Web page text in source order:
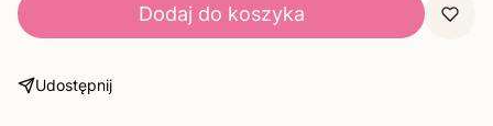
Dodaj do koszyka
Udostępnij